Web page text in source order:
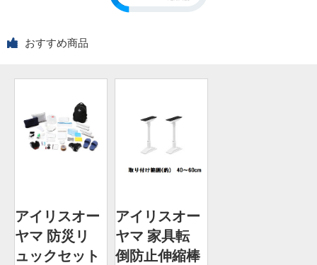
おすすめ商品
アイリスオー
ヤマ 防災リ
ュックセット
アイリスオー
ヤマ 家具転
倒防止伸縮棒